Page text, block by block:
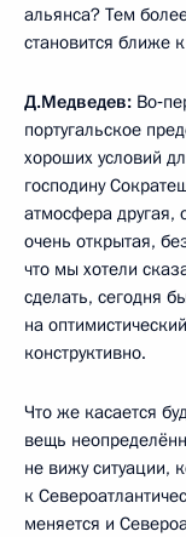
альянса? Тем
становится ближе
Д.Медведев:
португальское
хороших условий
господину
атмосфера другая,
очень открытая,
что мы хотели
сделать, сегодня
на
конструктивно.
Что же касается
вещь
не вижу ситуации,
к
меняется и